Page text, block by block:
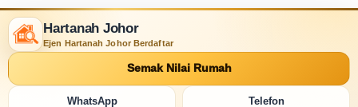
Hartanah Johor
Ejen Hartanah Johor Berdaftar
Semak Nilai Rumah
WhatsApp Telefon